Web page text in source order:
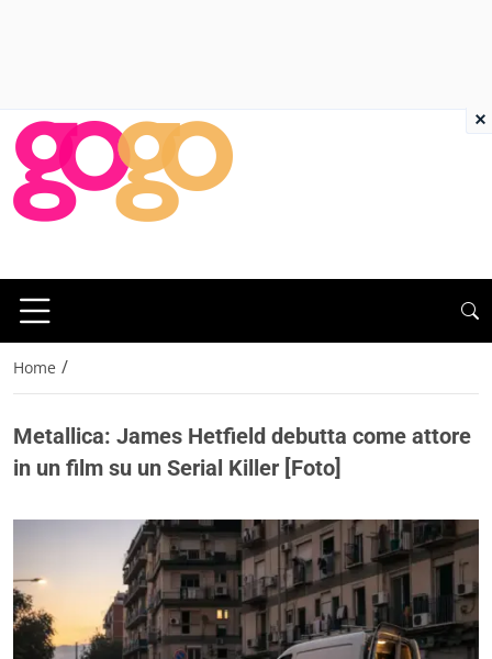
Home /
Metallica: James Hetfield debutta come attore
in un film su un Serial Killer [Foto]
×